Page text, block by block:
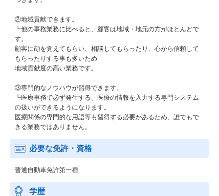
②地域貢献できます。
┗他の事務業務に比べると、顧客は地域・地元の方がほとんどで
す。
顧客に顔を覚えてもらい、相談してもらったり、心から信頼して
もらったりする事も多いため
地域貢献度の高い業務です。
③専門的なノウハウが習得できます。
┗医療事務で必ず発生する、医療の情報を入力する専門システム
の扱いができるようになります。
医療関係の専門的な用語等も習得する必要があるため、誰でもで
きる業務ではありません。
必要な免許・資格
普通自動車免許第一種
学歴